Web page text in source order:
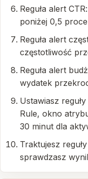
Reguła alert
poniżej 0,5
Reguła alert
częstotliwość
Reguła alert
wydatek
Ustawiasz
Rule, okno
30 minut dla
Traktujesz
sprawdzasz